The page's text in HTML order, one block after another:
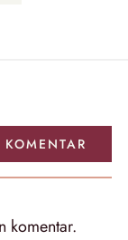
KOMENTAR
komentar.